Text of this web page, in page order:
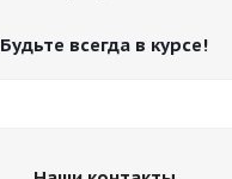
Будьте всегда в курсе!